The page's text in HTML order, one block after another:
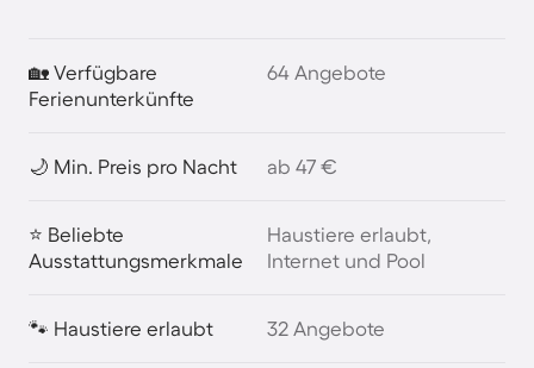
🏡 Verfügbare
Ferienunterkünfte
64 Angebote
🌙 Min. Preis pro Nacht ab 47 €
⭐ Beliebte
Ausstattungsmerkmale
Haustiere erlaubt,
Internet und Pool
🐾 Haustiere erlaubt 32 Angebote